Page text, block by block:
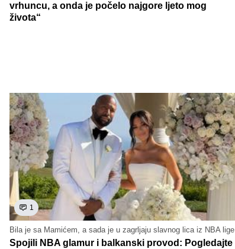
vrhuncu, a onda je počelo najgore ljeto mog
života“
1
Bila je sa Mamićem, a sada je u zagrljaju slavnog lica iz NBA lige
Spojili NBA glamur i balkanski provod: Pogledajte